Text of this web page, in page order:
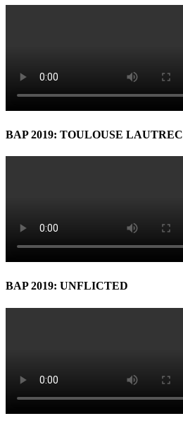
BAP 2019: TOULOUSE LAUTREC
BAP 2019: UNFLICTED